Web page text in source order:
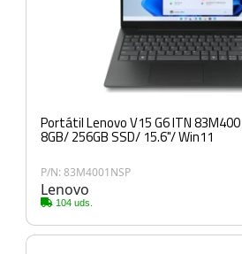
Portátil Lenovo V15 G6 ITN
8GB/ 256GB SSD/ 15.6"/ Win11
P/N: 83M4001NSP
Lenovo
104 uds.